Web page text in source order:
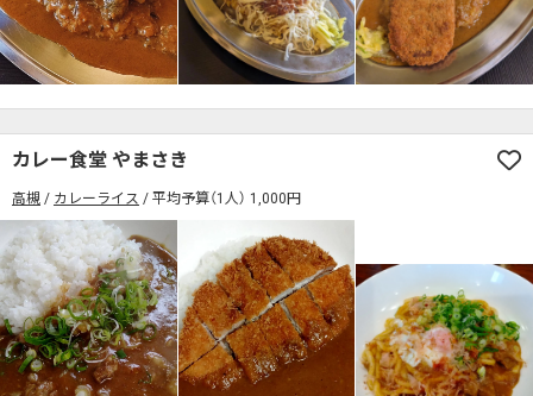
カレー食堂 やまさき
高槻 カレーライス 平均予算（1人） 1,000円